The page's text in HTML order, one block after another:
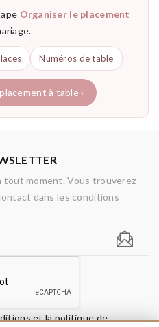
Organiser le placement
Numéros de table
à table ›
tout moment. Vous trouverez
dans les conditions
et la politique de